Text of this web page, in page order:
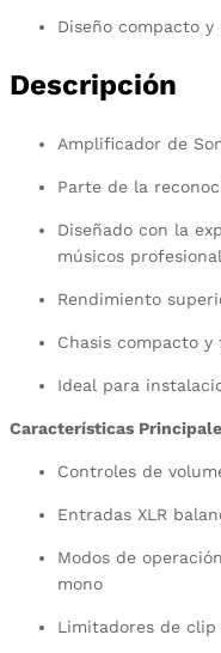
Diseño compacto
Descripción
Amplificador de
Parte de la
Diseñado con la
músicos
Rendimiento
Chasis compacto
Ideal para
Características
Controles de
Entradas XLR
Modos de
mono
Limitadores de